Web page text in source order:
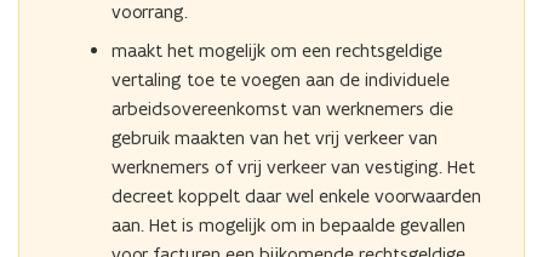
e
n
t
n
n
e
voorrang.
maakt het mogelijk om een rechtsgeldige
vertaling toe te voegen aan de individuele
arbeidsovereenkomst van werknemers die
gebruik maakten van het vrij verkeer van
werknemers of vrij verkeer van vestiging. Het
decreet koppelt daar wel enkele voorwaarden
aan. Het is mogelijk om in bepaalde gevallen